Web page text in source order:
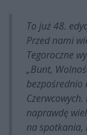
To już 48.
Przed nami
Tegoroczne
„Bunt,
bezpośrednio
naprawdę
na spotkania,